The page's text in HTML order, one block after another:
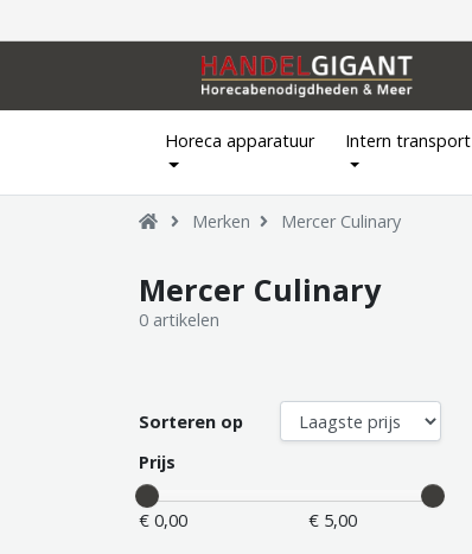
Horeca apparatuur Intern transport
Merken Mercer Culinary
Mercer Culinary
0 artikelen
Sorteren op
Prijs
€ 0,00 € 5,00